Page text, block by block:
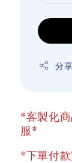
分享
*客製化
服*
*下單付